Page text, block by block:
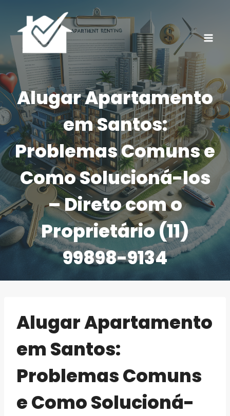
Conteúdo
Alugar Apartamento
em Santos:
Problemas Comuns e
Como Solucioná-los
– Direto com o
Proprietário (11)
99898-9134
Alugar Apartamento
em Santos:
Problemas Comuns
e Como Solucioná-